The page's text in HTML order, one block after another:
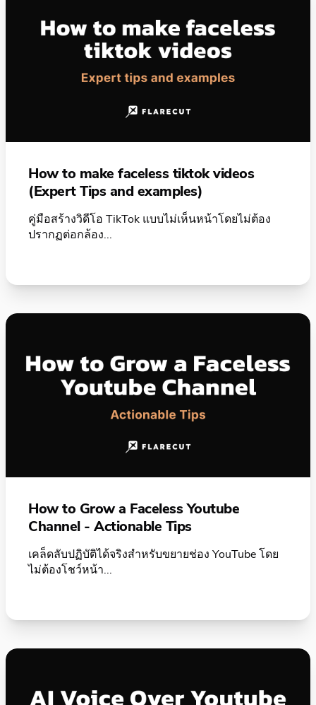
How to make faceless tiktok videos
(Expert Tips and examples)
คู่มือสร้างวิดีโอ TikTok แบบไม่เห็นหน้าโดยไม่ต้อง
ปรากฏต่อกล้อง...
How to Grow a Faceless Youtube
Channel - Actionable Tips
เคล็ดลับปฏิบัติได้จริงสำหรับขยายช่อง YouTube โดย
ไม่ต้องโชว์หน้า...